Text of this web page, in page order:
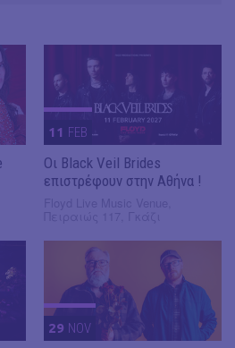
11 FEB
Οι Black Veil Brides
επιστρέφουν στην Αθήνα !
29 NOV